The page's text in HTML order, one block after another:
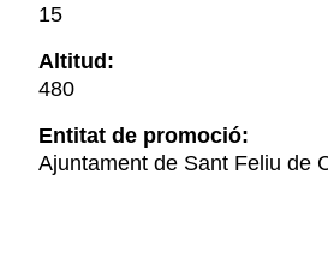
15
Altitud:
480
Entitat de promoció:
Ajuntament de Sant Feliu de